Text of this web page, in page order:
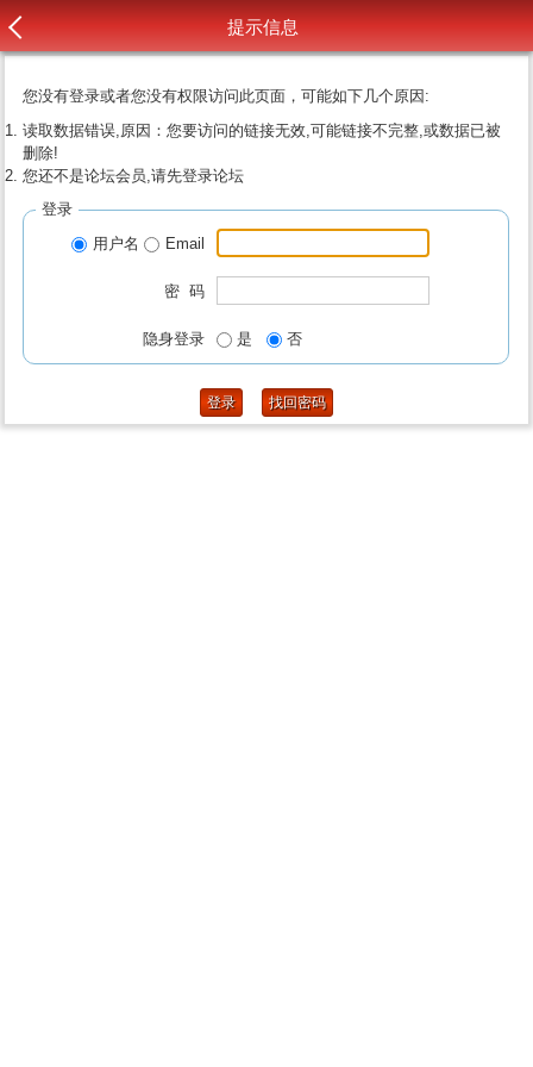
提示信息
您没有登录或者您没有权限访问此页面，可能如下几个原因:
读取数据错误,原因：您要访问的链接无效,可能链接不完整,或数据已被
删除!
您还不是论坛会员,请先登录论坛
登录
用户名
Email
密 码
隐身登录 是 否